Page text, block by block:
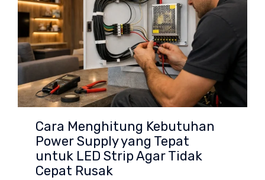
Cara Menghitung Kebutuhan
Power Supply yang Tepat
untuk LED Strip Agar Tidak
Cepat Rusak